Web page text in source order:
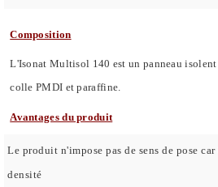
Composition
L'Isonat Multisol 140 est un panneau isolent
colle PMDI et paraffine.
Avantages du produit
Le produit n'impose pas de sens de pose
densité